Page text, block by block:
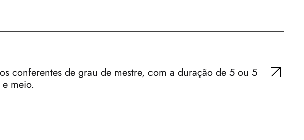
conferentes de grau de mestre, com a duração de 5 ou 5
meio.